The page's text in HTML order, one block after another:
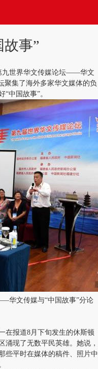
事”
世界华文传媒论坛——华文
聚集了海外多家华文媒体的负
中国故事”。
华文传媒与“中国故事”分论
报道8月下旬发生的休斯顿
涌现了无数平民英雄。她说，
些平时在媒体的稿件、照片中